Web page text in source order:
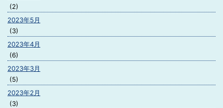
(2)
2023年5月
(3)
2023年4月
(6)
2023年3月
(5)
2023年2月
(3)